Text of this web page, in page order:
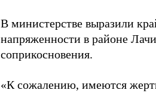
В министерстве выразили
напряженности в районе
соприкосновения.
«К сожалению, имеются